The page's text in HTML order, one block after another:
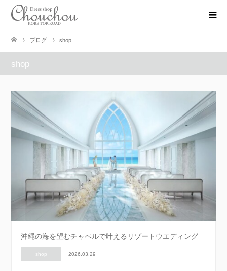
ブログ shop
shop
沖縄の海を望むチャペルで叶えるリゾートウエディング
shop 2026.03.29